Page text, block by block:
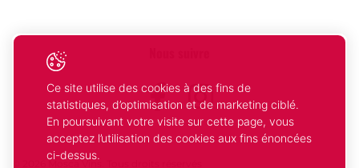
Facebook
Instagram
© 2026 Mosca Vins. Tous droits réservés
Ce site utilise des cookies à des fins de
statistiques, d’optimisation et de marketing ciblé.
En poursuivant votre visite sur cette page, vous
acceptez l’utilisation des cookies aux fins énoncées
ci-dessus.